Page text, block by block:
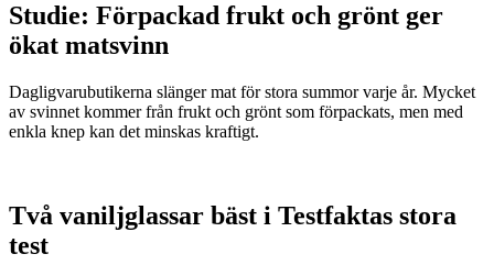
Studie: Förpackad frukt och grönt ger
ökat matsvinn
Dagligvarubutikerna slänger mat för stora summor varje år. Mycket
av svinnet kommer från frukt och grönt som förpackats, men med
enkla knep kan det minskas kraftigt.
Två vaniljglassar bäst i Testfaktas stora
test